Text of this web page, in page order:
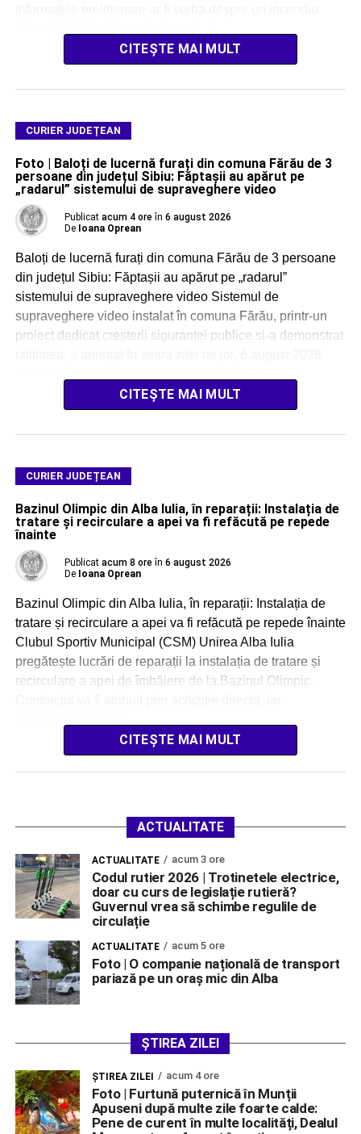
CITEȘTE MAI MULT
CURIER JUDEȚEAN
Foto | Baloți de lucernă furați din comuna Fărău de 3
persoane din județul Sibiu: Făptașii au apărut pe
„radarul” sistemului de supraveghere video
Publicat acum 4 ore în 6 august 2026
De Ioana Oprean
Baloți de lucernă furați din comuna Fărău de 3 persoane
din județul Sibiu: Făptașii au apărut pe „radarul”
sistemului de supraveghere video Sistemul de
supraveghere video instalat în comuna Fărău, printr-un
proiect dedicat creșterii siguranței publice si-a demonstrat
CITEȘTE MAI MULT
CURIER JUDEȚEAN
Bazinul Olimpic din Alba Iulia, în reparații: Instalația de
tratare și recirculare a apei va fi refăcută pe repede
înainte
Publicat acum 8 ore în 6 august 2026
De Ioana Oprean
Bazinul Olimpic din Alba Iulia, în reparații: Instalația de
tratare și recirculare a apei va fi refăcută pe repede înainte
Clubul Sportiv Municipal (CSM) Unirea Alba Iulia
pregătește lucrări de reparații la instalația de tratare și
recirculare a apei de îmbăiere de la Bazinul Olimpic.
CITEȘTE MAI MULT
ACTUALITATE
ACTUALITATE acum 3 ore
Codul rutier 2026 | Trotinetele electrice,
doar cu curs de legislație rutieră?
Guvernul vrea să schimbe regulile de
circulație
ACTUALITATE acum 5 ore
Foto | O companie națională de transport
pariază pe un oraș mic din Alba
ȘTIREA ZILEI
ŞTIREA ZILEI acum 4 ore
Foto | Furtună puternică în Munții
Apuseni după multe zile foarte calde:
Pene de curent în multe localități, Dealul